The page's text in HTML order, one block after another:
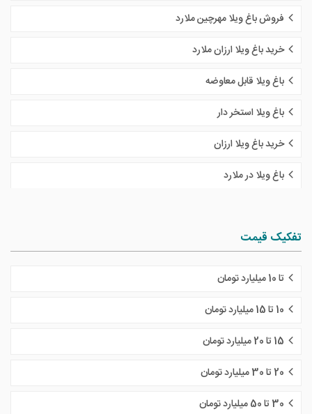
فروش باغ ویلا مهرچین ملارد
خرید باغ ویلا ارزان ملارد
باغ ویلا قابل معاوضه
باغ ویلا استخر دار
خرید باغ ویلا ارزان
باغ ویلا در ملارد
تفکیک قیمت
تا 10 میلیارد تومان
10 تا 15 میلیارد تومان
15 تا 20 میلیارد تومان
20 تا 30 میلیارد تومان
30 تا 50 میلیارد تومان